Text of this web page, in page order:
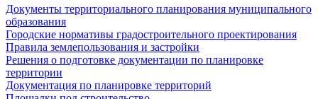
Документы территориального планирования муниципального
образования
Городские нормативы градостроительного проектирования
Правила землепользования и застройки
Решения о подготовке документации по планировке
территории
Документация по планировке территорий